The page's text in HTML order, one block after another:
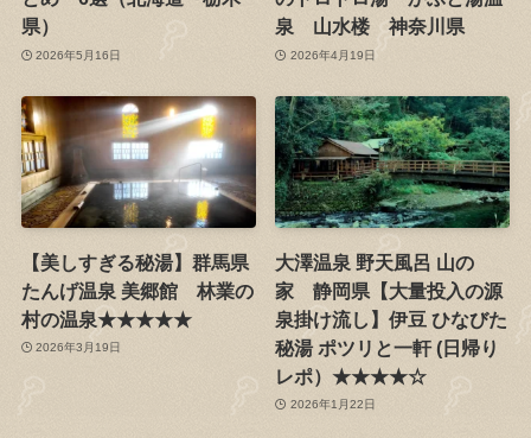
県）
2026年5月16日
泉 山水楼 神奈川県
2026年4月19日
【美しすぎる秘湯】群馬県
たんげ温泉 美郷館 林業の
村の温泉★★★★★
2026年3月19日
大澤温泉 野天風呂 山の
家 静岡県【大量投入の源
泉掛け流し】伊豆 ひなびた
秘湯 ポツリと一軒 (日帰り
レポ）★★★★☆
2026年1月22日